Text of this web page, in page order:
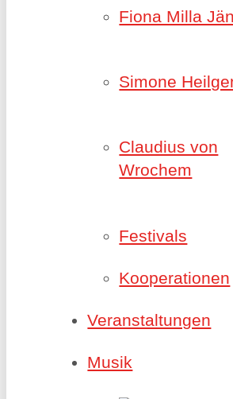
Fiona Milla
Simone
Claudius von
Wrochem
Festivals
Kooperationen
Veranstaltungen
Musik